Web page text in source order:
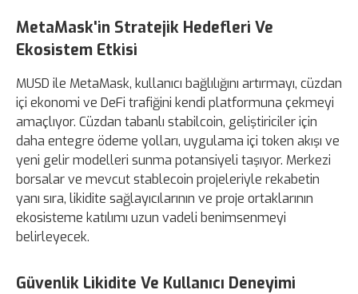
MetaMask'in Stratejik Hedefleri Ve
Ekosistem Etkisi
MUSD ile MetaMask, kullanıcı bağlılığını artırmayı, cüzdan
içi ekonomi ve DeFi trafiğini kendi platformuna çekmeyi
amaçlıyor. Cüzdan tabanlı stabilcoin, geliştiriciler için
daha entegre ödeme yolları, uygulama içi token akışı ve
yeni gelir modelleri sunma potansiyeli taşıyor. Merkezi
borsalar ve mevcut stablecoin projeleriyle rekabetin
yanı sıra, likidite sağlayıcılarının ve proje ortaklarının
ekosisteme katılımı uzun vadeli benimsenmeyi
belirleyecek.
Güvenlik Likidite Ve Kullanıcı Deneyimi